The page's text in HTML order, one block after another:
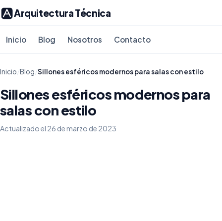
Arquitectura Técnica
Inicio Blog Nosotros Contacto
Inicio/Blog/Sillones esféricos modernos para salas con estilo
Sillones esféricos modernos para
salas con estilo
Actualizado el 26 de marzo de 2023